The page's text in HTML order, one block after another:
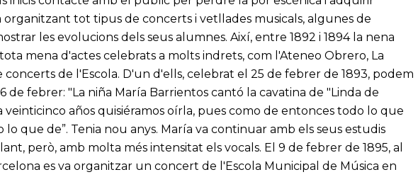
organitzant tot tipus de concerts i vetllades musicals, algunes de
les evolucions dels seus alumnes. Així, entre 1892 i 1894 la nena
mena d'actes celebrats a molts indrets, com l'Ateneo Obrero, La
concerts de l'Escola. D'un d'ells, celebrat el 25 de febrer de 1893, podem
de febrer: "La niña María Barrientos cantó la cavatina de "Linda de
años quisiéramos oírla, pues como de entonces todo lo que
que de”. Tenia nou anys. María va continuar amb els seus estudis
però, amb molta més intensitat els vocals. El 9 de febrer de 1895, al
es va organitzar un concert de l'Escola Municipal de Música en